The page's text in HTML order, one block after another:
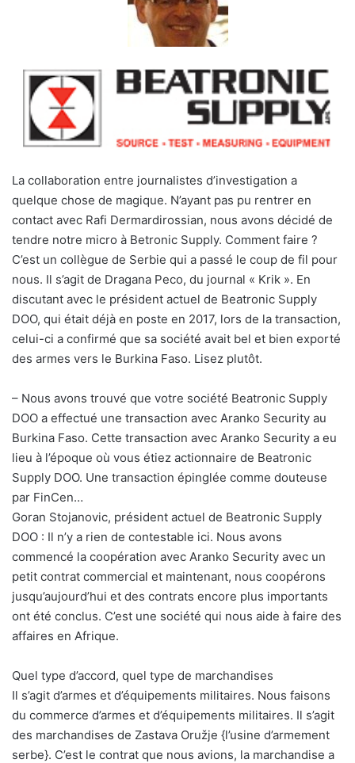
La collaboration entre journalistes d’investigation a
quelque chose de magique. N’ayant pas pu rentrer en
contact avec Rafi Dermardirossian, nous avons décidé de
tendre notre micro à Betronic Supply. Comment faire ?
C’est un collègue de Serbie qui a passé le coup de fil pour
nous. Il s’agit de Dragana Peco, du journal « Krik ». En
discutant avec le président actuel de Beatronic Supply
DOO, qui était déjà en poste en 2017, lors de la transaction,
celui-ci a confirmé que sa société avait bel et bien exporté
des armes vers le Burkina Faso. Lisez plutôt.
– Nous avons trouvé que votre société Beatronic Supply
DOO a effectué une transaction avec Aranko Security au
Burkina Faso. Cette transaction avec Aranko Security a eu
lieu à l’époque où vous étiez actionnaire de Beatronic
Supply DOO. Une transaction épinglée comme douteuse
par FinCen…
Goran Stojanovic, président actuel de Beatronic Supply
DOO : Il n’y a rien de contestable ici. Nous avons
commencé la coopération avec Aranko Security avec un
petit contrat commercial et maintenant, nous coopérons
jusqu’aujourd’hui et des contrats encore plus importants
ont été conclus. C’est une société qui nous aide à faire des
affaires en Afrique.
Quel type d’accord, quel type de marchandises
Il s’agit d’armes et d’équipements militaires. Nous faisons
du commerce d’armes et d’équipements militaires. Il s’agit
des marchandises de Zastava Oružje {l’usine d’armement
serbe}. C’est le contrat que nous avions, la marchandise a